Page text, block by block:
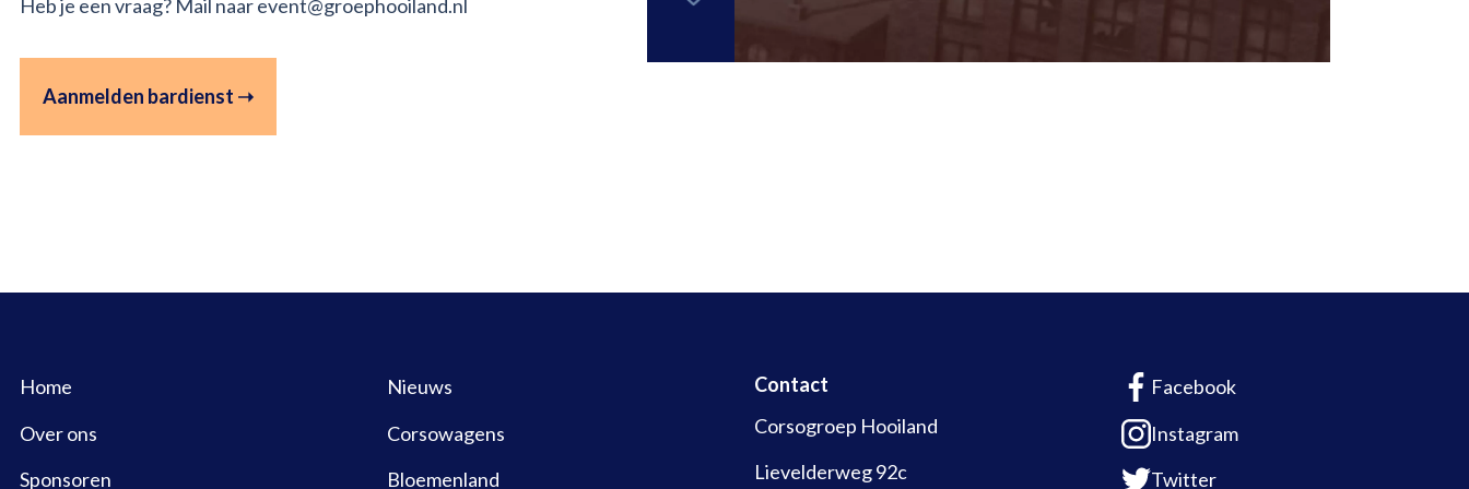
Heb je een vraag? Mail naar event@groephooiland.nl
Aanmelden bardienst ➝
Home
Over ons
Sponsoren
Nieuws
Corsowagens
Bloemenland
Contact
Corsogroep Hooiland
Lievelderweg 92c
Facebook
Instagram
Twitter